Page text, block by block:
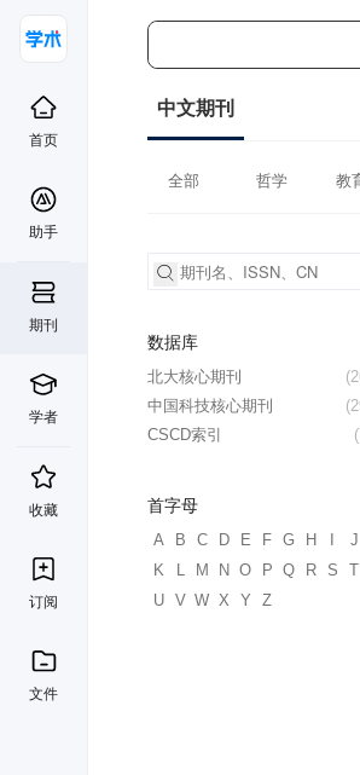
首页
助手
期刊
学者
收藏
订阅
文件
中文期刊
全部 哲学 教
数据库
北大核心期刊
中国科技核心期刊
CSCD索引
首字母
A B C D E F G H
J
K
L M N O P Q R S
T
U
V W X Y Z